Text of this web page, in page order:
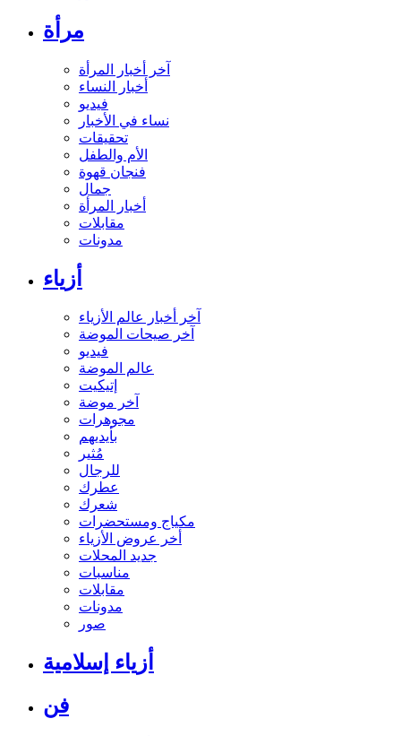
مرأة
آخر أخبار المرأة
أخبار النساء
فيديو
نساء في الأخبار
تحقيقات
الأم والطفل
فنجان قهوة
جمال
أخبار المرأة
مقابلات
مدونات
أزياء
آخر أخبار عالم الأزياء
آخر صيحات الموضة
فيديو
عالم الموضة
إتيكيت
آخر موضة
مجوهرات
بأيديهم
مُثير
للرجال
عطرك
شعرك
مكياج ومستحضرات
أخر عروض الأزياء
جديد المحلات
مناسبات
مقابلات
مدونات
صور
أزياء إسلامية
فن